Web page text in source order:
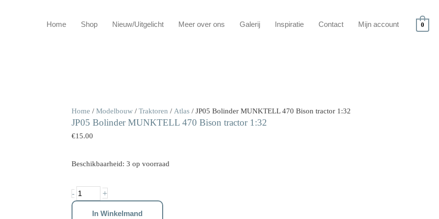
Home Shop Nieuw/Uitgelicht Meer over ons Galerij Inspiratie Contact Mijn account 0
Home / Modelbouw/ Traktoren / Atlas/ JP05 Bolinder MUNKTELL 470 Bison tractor 1:32
JP05 Bolinder MUNKTELL 470 Bison tractor 1:32
€15.00
Beschikbaarheid: 3 op voorraad
-
JP05
Bolinder
MUNKTELL
aantal
+
In Winkelmand